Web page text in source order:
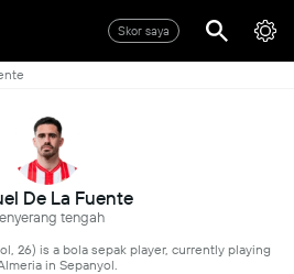
Skor saya
De La Fuente
tengah
26) is a bola sepak player, currently playing
in Sepanyol.